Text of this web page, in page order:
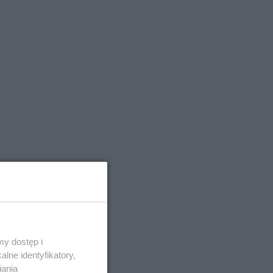
dostęp i
identyfikatory,